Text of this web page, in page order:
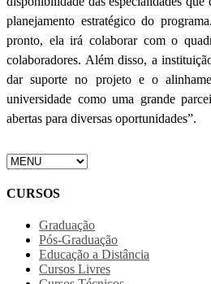
planejamento estratégico do
pronto, ela irá colaborar com o
colaboradores. Além disso, a
dar suporte no projeto e o
universidade como uma grande
abertas para diversas oportunidades”.
CURSOS
Graduação
Pós-Graduação
Educação a Distância
Cursos Livres